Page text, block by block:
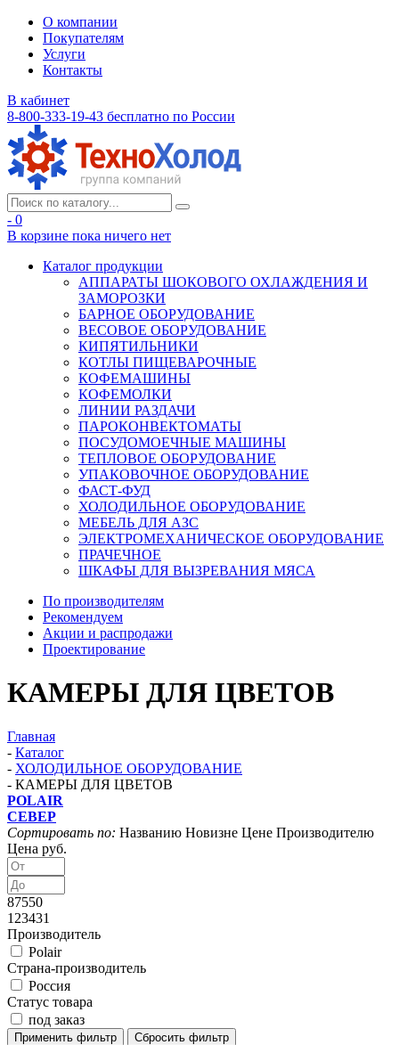
О компании
Покупателям
Услуги
Контакты
В кабинет
8-800-333-19-43 бесплатно по России
- 0
В корзине пока ничего нет
Каталог продукции
АППАРАТЫ ШОКОВОГО ОХЛАЖДЕНИЯ И
ЗАМОРОЗКИ
БАРНОЕ ОБОРУДОВАНИЕ
ВЕСОВОЕ ОБОРУДОВАНИЕ
КИПЯТИЛЬНИКИ
КОТЛЫ ПИЩЕВАРОЧНЫЕ
КОФЕМАШИНЫ
КОФЕМОЛКИ
ЛИНИИ РАЗДАЧИ
ПАРОКОНВЕКТОМАТЫ
ПОСУДОМОЕЧНЫЕ МАШИНЫ
ТЕПЛОВОЕ ОБОРУДОВАНИЕ
УПАКОВОЧНОЕ ОБОРУДОВАНИЕ
ФАСТ-ФУД
ХОЛОДИЛЬНОЕ ОБОРУДОВАНИЕ
МЕБЕЛЬ ДЛЯ АЗС
ЭЛЕКТРОМЕХАНИЧЕСКОЕ ОБОРУДОВАНИЕ
ПРАЧЕЧНОЕ
ШКАФЫ ДЛЯ ВЫЗРЕВАНИЯ МЯСА
По производителям
Рекомендуем
Акции и распродажи
Проектирование
КАМЕРЫ ДЛЯ ЦВЕТОВ
Главная
- Каталог
- ХОЛОДИЛЬНОЕ ОБОРУДОВАНИЕ
- КАМЕРЫ ДЛЯ ЦВЕТОВ
POLAIR
СЕВЕР
Сортировать по: Названию Новизне Цене Производителю
Цена руб.
87550
123431
Производитель
Polair
Страна-производитель
Россия
Статус товара
под заказ